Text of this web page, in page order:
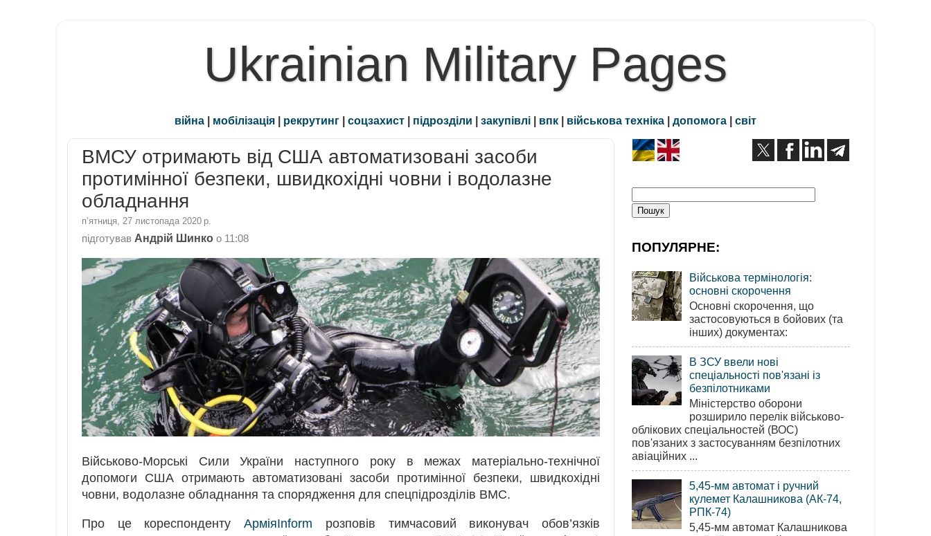
Ukrainian Military Pages
війна | мобілізація | рекрутинг | соцзахист | підрозділи | закупівлі | впк | військова техніка | допомога | світ
ВМСУ отримають від США автоматизовані засоби
протимінної безпеки, швидкохідні човни і водолазне
обладнання
пʼятниця, 27 листопада 2020 р.
підготував Андрій Шинко о 11:08
Військово-Морські Сили України наступного року в межах матеріально-технічної
допомоги США отримають автоматизовані засоби протимінної безпеки, швидкохідні
човни, водолазне обладнання та спорядження для спецпідрозділів ВМС.
Про це кореспондентуАрміяInform розповів тимчасовий виконувач обов’язків
ПОПУЛЯРНЕ:
Військова термінологія:
основні скорочення
Основні скорочення, що
застосовуються в бойових (та
інших) документах:
В ЗСУ ввели нові
спеціальності пов'язані із
безпілотниками
Міністерство оборони
розширило перелік військово-
облікових спеціальностей (ВОС)
пов'язаних з застосуванням безпілотних
авіаційних ...
5,45-мм автомат і ручний
кулемет Калашникова (АК-74,
РПК-74)
5,45-мм автомат Калашникова